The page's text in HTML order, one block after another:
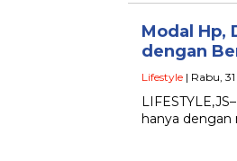
Modal Hp,
dengan
Lifestyle | Rabu,
hanya dengan